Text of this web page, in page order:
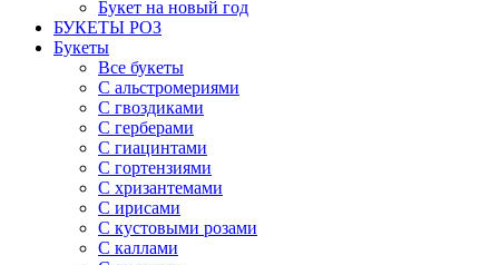
Букет на новый год
БУКЕТЫ РОЗ
Букеты
Все букеты
С альстромериями
С гвоздиками
С герберами
С гиацинтами
С гортензиями
С хризантемами
С ирисами
С кустовыми розами
С каллами